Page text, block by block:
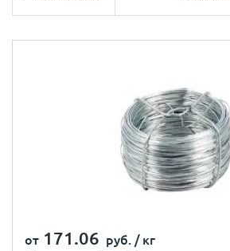
от 171.06 руб. / кг